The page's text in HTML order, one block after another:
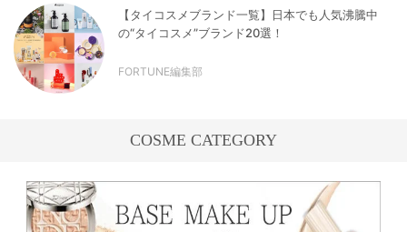
【タイコスメブランド一覧】日本でも人気沸騰中
の“タイコスメ”ブランド20選！
FORTUNE編集部
COSME CATEGORY